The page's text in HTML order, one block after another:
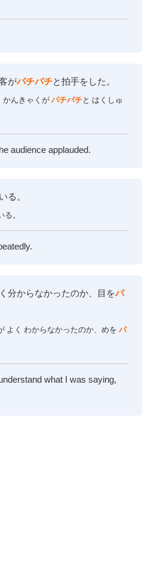
がパチパチと拍手をした。
かんきゃくが パチパチと はくしゅ
audience applauded.
る。
る。
分からなかったのか、目をパ
よく わからなかったのか、めを パ
what I was saying,